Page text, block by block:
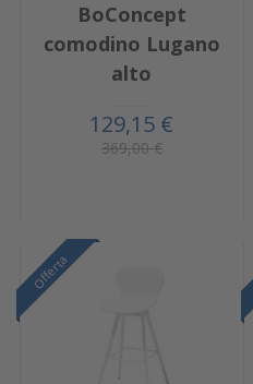
BoConcept
comodino Lugano
alto
129,15 €
369,00 €
Offerta